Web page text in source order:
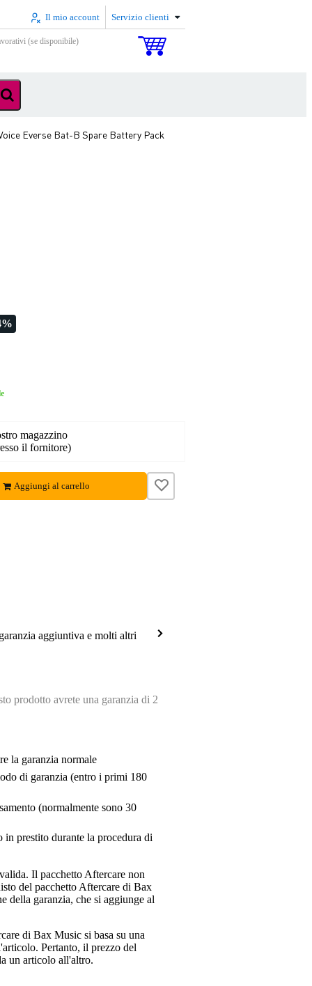
Il mio account Servizio clienti
(se disponibile)
Everse Bat-B Spare Battery Pack
magazzino
il fornitore)
Aggiungi al carrello
aggiuntiva e molti altri
prodotto avrete una garanzia di 2
la garanzia normale
di garanzia (entro i primi 180
(normalmente sono 30
prestito durante la procedura di
Il pacchetto Aftercare non
del pacchetto Aftercare di Bax
della garanzia, che si aggiunge al
di Bax Music si basa su una
Pertanto, il prezzo del
un articolo all'altro.